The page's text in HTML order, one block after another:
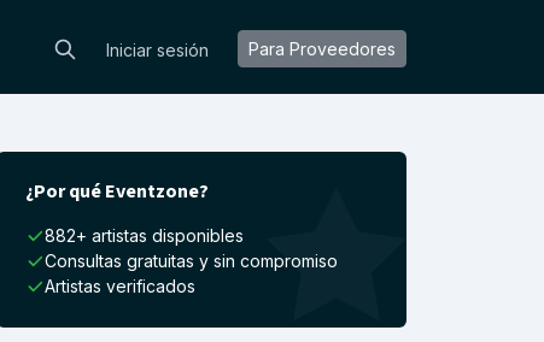
Iniciar sesión Para Proveedores
¿Por qué Eventzone?
882+ artistas disponibles
Consultas gratuitas y sin compromiso
Artistas verificados